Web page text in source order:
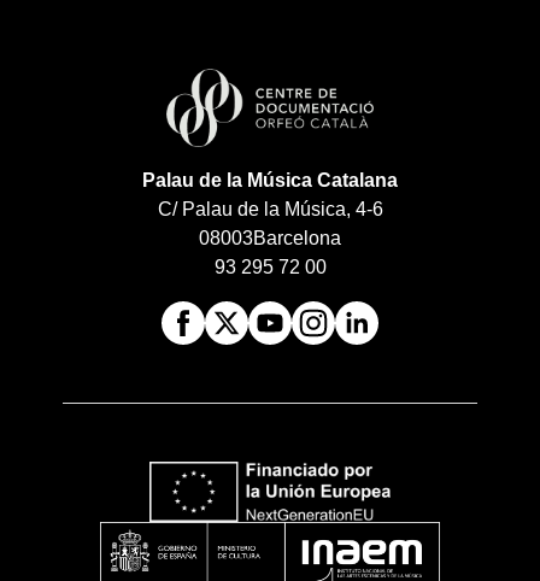
Palau de la Música Catalana
C/ Palau de la Música, 4-6
08003Barcelona
93 295 72 00